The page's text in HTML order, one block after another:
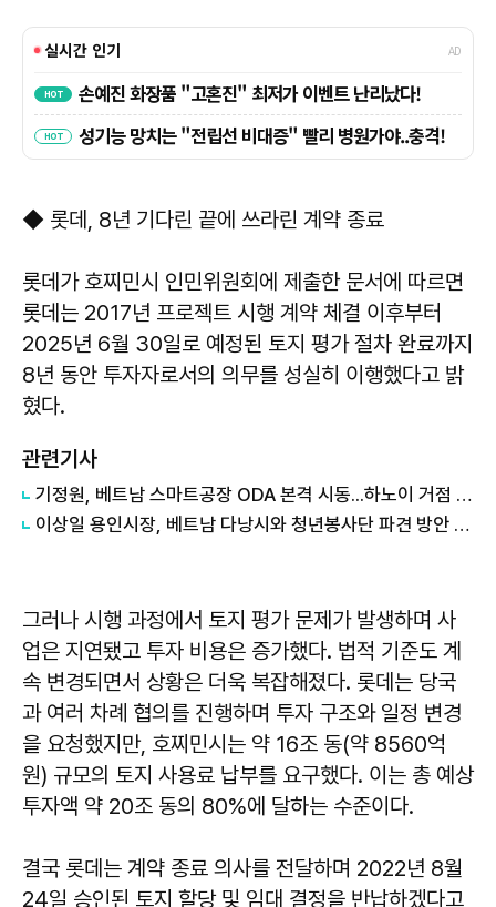
◆ 롯데, 8년 기다린 끝에 쓰라린 계약 종료
롯데가 호찌민시 인민위원회에 제출한 문서에 따르면
롯데는 2017년 프로젝트 시행 계약 체결 이후부터
2025년 6월 30일로 예정된 토지 평가 절차 완료까지
8년 동안 투자자로서의 의무를 성실히 이행했다고 밝
혔다.
관련기사
기정원, 베트남 스마트공장 ODA 본격 시동...하노이 거점 개소
이상일 용인시장, 베트남 다낭시와 청년봉사단 파견 방안 논의
그러나 시행 과정에서 토지 평가 문제가 발생하며 사
업은 지연됐고 투자 비용은 증가했다. 법적 기준도 계
속 변경되면서 상황은 더욱 복잡해졌다. 롯데는 당국
과 여러 차례 협의를 진행하며 투자 구조와 일정 변경
을 요청했지만, 호찌민시는 약 16조 동(약 8560억
원) 규모의 토지 사용료 납부를 요구했다. 이는 총 예상
투자액 약 20조 동의 80%에 달하는 수준이다.
결국 롯데는 계약 종료 의사를 전달하며 2022년 8월
24일 승인된 토지 할당 및 임대 결정을 반납하겠다고